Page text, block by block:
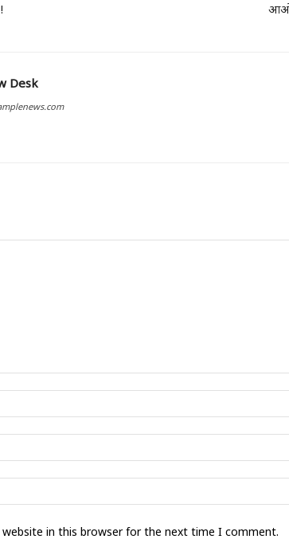
आओ
Desk
website in this browser for the next time I comment.